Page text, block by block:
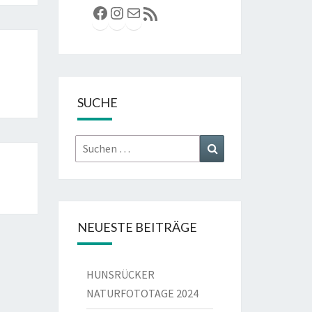
Facebook
Instagram
E-MailRSS-Feed
SUCHE
Suchen
nach:
NEUESTE BEITRÄGE
HUNSRÜCKER
NATURFOTOTAGE 2024